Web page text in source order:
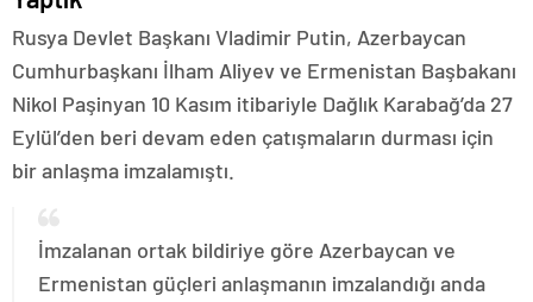
Rusya Devlet Başkanı Vladimir Putin, Azerbaycan
Cumhurbaşkanı İlham Aliyev ve Ermenistan Başbakanı
Nikol Paşinyan 10 Kasım itibariyle Dağlık Karabağ’da 27
Eylül’den beri devam eden çatışmaların durması için
bir anlaşma imzalamıştı.
İmzalanan ortak bildiriye göre Azerbaycan ve
Ermenistan güçleri anlaşmanın imzalandığı anda